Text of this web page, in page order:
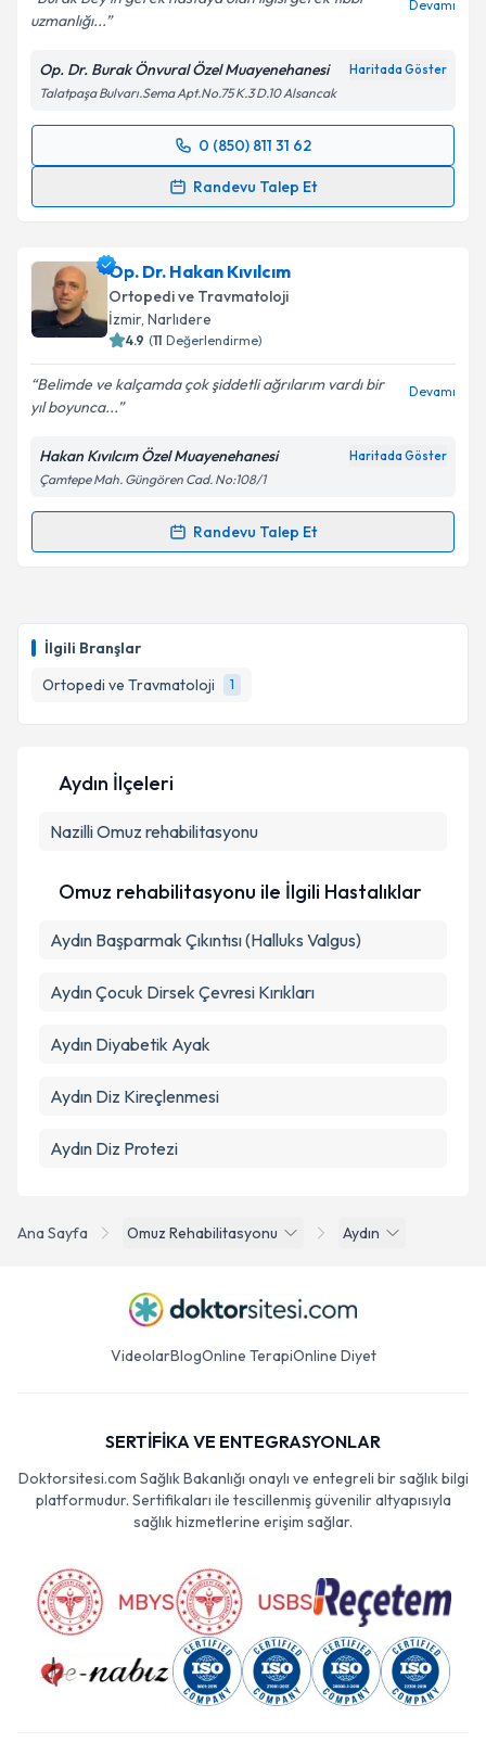
İlgili Branşlar
Ortopedi ve Travmatoloji
1
Metni'ni okudum ve kişisel verilerimin belirtilen
kapsamda işlenmesini kabul ediyorum.
Takvim Talebini Gönder
uzmanlığı...
Devamı
Op. Dr. Burak Önvural Özel Muayenehanesi Haritada Göster
Talatpaşa Bulvarı.Sema Apt.No.75 K.3 D.10 Alsancak
0 (850) 811 31 62
Randevu Talep Et
Randevu Takvimi Talebi
takvim hazırlandığında e-posta ile bilgilendireceğiz.
E-posta Adresiniz
'ni okudum ve kişisel verilerimin belirtilen
kapsamda işlenmesini kabul ediyorum.
Takvim Talebini Gönder
Op. Dr. Hakan Kıvılcım
Ortopedi ve Travmatoloji
İzmir, Narlıdere
4.9 (11 Değerlendirme)
Belimde ve kalçamda çok şiddetli ağrılarım vardı bir
yıl boyunca...
Devamı
Hakan Kıvılcım Özel Muayenehanesi Haritada Göster
Çamtepe Mah. Güngören Cad. No:108/1
Randevu Talep Et
Randevu Takvimi Talebi
takvim hazırlandığında e-posta ile bilgilendireceğiz.
Metni 'ni okudum ve kişisel verilerimin belirtilen
Ana Sayfa Omuz Rehabilitasyonu Aydın
Aydın İlçeleri
NazilliOmuz rehabilitasyonu
Omuz rehabilitasyonu ile İlgili Hastalıklar
Aydın Başparmak Çıkıntısı (Halluks Valgus)
Aydın Çocuk Dirsek Çevresi Kırıkları
Aydın Diyabetik Ayak
Aydın Diz Kireçlenmesi
Aydın Diz Protezi
VideolarBlogOnline TerapiOnline Diyet
SERTİFİKA VE ENTEGRASYONLAR
Doktorsitesi.com Sağlık Bakanlığı onaylı ve entegreli bir sağlık bilgi
platformudur. Sertifikaları ile tescillenmiş güvenilir altyapısıyla
sağlık hizmetlerine erişim sağlar.